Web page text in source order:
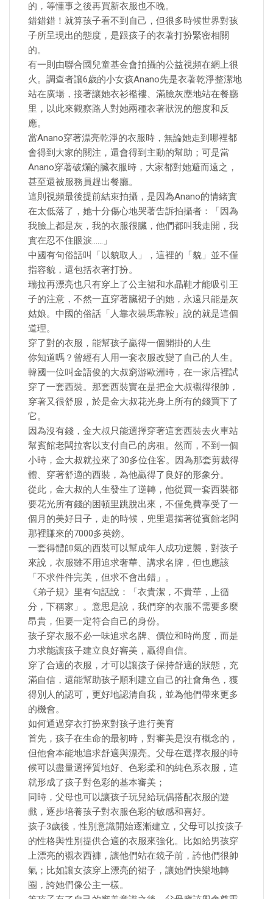
的，等懂事之後再買新衣服也不晚。
錯錯錯！就算孩子看不到自己，但很多時候世界對孩
子所呈現出的態度，是跟孩子的衣著打扮緊密相關
的。
有一則由聯合國兒童基金會拍攝的公益視頻在網上很
火。調查者讓6歲的小女孩Anano先是衣著乾淨整潔地
站在廣場，接著讓她衣衫襤褸、滿臉灰塵地站在餐廳
里，以此來觀察路人對她兩種衣著狀況的態度和反
應。
當Anano穿著漂亮乾淨的衣服時，無論她走到哪裡都
會得到大家的關注，還會得到主動的幫助；可是當
Anano穿著破爛的臟衣服時，大家都對她避而遠之，
甚至還被服務員趕出餐廳。
這則視頻最後提前結束拍攝，是因為Anano的情緒實
在太低落了，她十分傷心地哭著告訴拍攝者：「因為
我臉上都是灰，我的衣服很臟，他們都叫我走開，我
實在忍不住眼淚……」
中國有句俗話叫「以貌取人」，這裡的「貌」並不僅
指容貌，還包括衣著打扮。
瑞拉再漂亮也只有穿上了公主裙和水晶鞋才能吸引王
子的注意，不然一直穿著臟裙子的她，永遠只能是灰
姑娘。中國的俗話「人靠衣裝馬靠鞍」說的就是這個
道理。
穿了對的衣服，能幫孩子贏得一個開掛的人生
你知道嗎？曾經有人用一套衣服改變了自己的人生。
韓國一位叫金語俊的大叔窮游歐洲時，在一家店裡試
穿了一套西裝。那套西裝實在是把金大叔襯得很帥，
穿著又很舒服，於是金大叔花光身上所有的錢買下了
它。
因為沒有錢，金大叔只能選擇穿著這套西裝去火車站
幫賓館老闆拉客以支付自己的房租。然而，不到一個
小時，金大叔就拉來了30多位住客。因為那套剪裁得
體、穿著舒適的西裝，為他贏得了良好的形象分。
從此，金大叔的人生發生了逆轉，他從買一套西裝都
要花光所有錢的困頓里跳脫出來，不僅免費享受了一
個月的美好日子，走的時候，兜里還揣著從賓館老闆
那裡賺來的7000多英鎊。
一套得體帥氣的西裝可以幫成年人成功逆襲，對孩子
來說，衣服雖不用追求奢華、講求名牌，但也應該
「不求件件完美，但求不會出錯」。
《弟子規》里有句話說：「衣貴潔，不貴華，上循
分，下稱家」。意思是說，我們穿的衣服不需要多麼
昂貴，但要一定符合自己的身份。
孩子穿衣服不必一味追求名牌、價位和時尚度，而是
力求能讓孩子建立良好審美，贏得自信。
穿了合適的衣服，才可以讓孩子保持舒適的狀態，充
滿自信，還能幫助孩子順利建立自己的社會角色，獲
得別人的認可，更好地認清自我，並為他們帶來更多
的機會。
如何通過穿衣打扮來對孩子進行美育
首先，孩子在生命的最初時，對審美是沒有概念的，
但他會本能地追求舒適與漂亮。父母在選擇衣服的時
候可以盡量選擇質地好、色彩柔和的純色系衣服，這
就形成了孩子對色彩的基本審美；
同時，父母也可以讓孩子玩兒給玩偶搭配衣服的遊
戲，逐步培養孩子對衣服色彩的敏感和喜好。
孩子3歲後，性別意識開始逐漸建立，父母可以按孩子
的性格與性別提供合適的衣服來強化。比如給男孩穿
上漂亮的襯衣西褲，讓他們站在鏡子前，誇他們很帥
氣；比如讓女孩穿上漂亮的裙子，讓她們快樂地轉
圈，誇她們像公主一樣。